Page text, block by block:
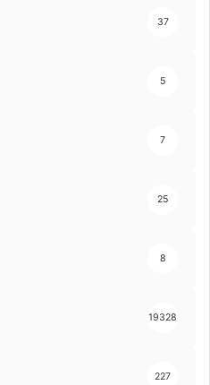
37
5
7
25
8
19328
227